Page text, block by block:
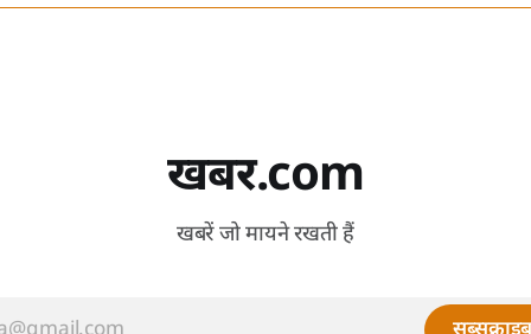
खबर.com
खबरें जो मायने रखती हैं